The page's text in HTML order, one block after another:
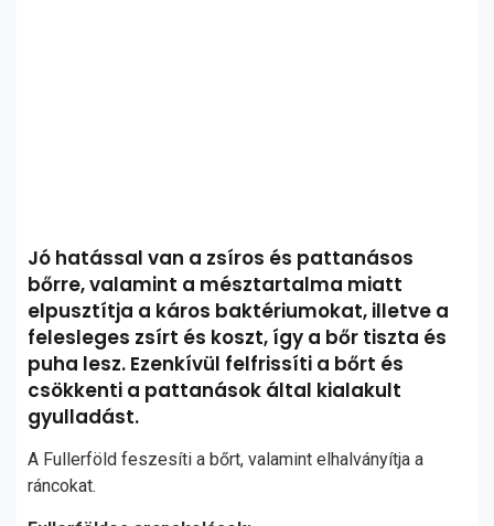
Jó hatással van a zsíros és pattanásos
bőrre, valamint a mésztartalma miatt
elpusztítja a káros baktériumokat, illetve a
felesleges zsírt és koszt, így a bőr tiszta és
puha lesz. Ezenkívül felfrissíti a bőrt és
csökkenti a pattanások által kialakult
gyulladást.
A Fullerföld feszesíti a bőrt, valamint elhalványítja a
ráncokat.